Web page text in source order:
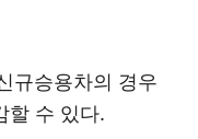
규승용차의 경우
할 수 있다.